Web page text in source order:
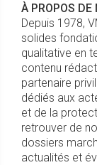
À PROPOS DE
Depuis 1978,
solides
qualitative en
contenu
partenaire
dédiés aux
et de la
retrouver de
dossiers
actualités et